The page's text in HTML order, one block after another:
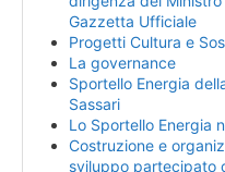
Gazzetta Ufficiale
Progetti Cultura e
La governance
Sportello Energia
Sassari
Lo Sportello Energia
Costruzione e
sviluppo partecipato